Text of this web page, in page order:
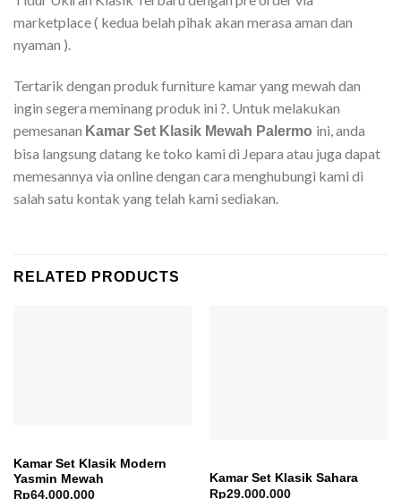
marketplace ( kedua belah pihak akan merasa aman dan
nyaman ).
Tertarik dengan produk furniture kamar yang mewah dan
ingin segera meminang produk ini ?. Untuk melakukan
pemesanan Kamar Set Klasik Mewah Palermo ini, anda
bisa langsung datang ke toko kami di Jepara atau juga dapat
memesannya via online dengan cara menghubungi kami di
salah satu kontak yang telah kami sediakan.
RELATED PRODUCTS
Kamar Set Klasik Modern
Yasmin Mewah
Rp64.000.000
Kamar Set Klasik Sahara
Rp29.000.000